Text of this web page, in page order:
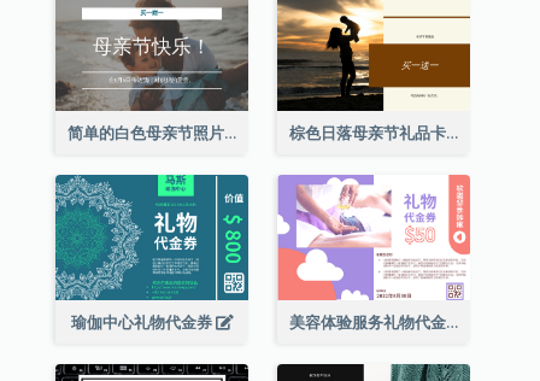
简单的白色母亲节照片礼品卡 棕色日落母亲节礼品卡
瑜伽中心礼物代金券 美容体验服务礼物代金券